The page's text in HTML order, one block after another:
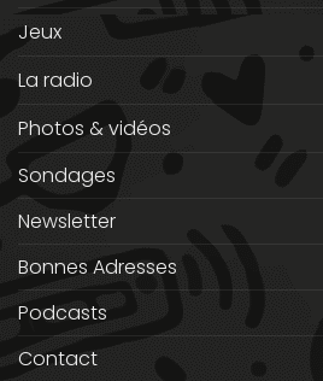
Jeux
La radio
Photos & vidéos
Sondages
Newsletter
Bonnes Adresses
Podcasts
Contact